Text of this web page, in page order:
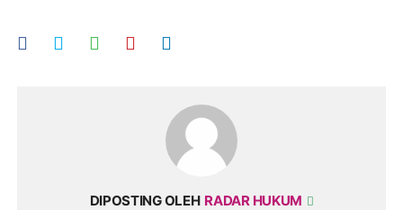
DIPOSTING OLEH RADAR HUKUM